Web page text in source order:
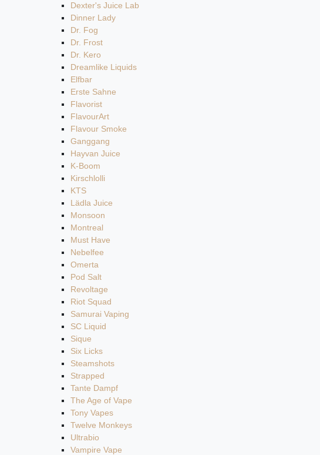
Dexter's Juice Lab
Dinner Lady
Dr. Fog
Dr. Frost
Dr. Kero
Dreamlike Liquids
Elfbar
Erste Sahne
Flavorist
FlavourArt
Flavour Smoke
Ganggang
Hayvan Juice
K-Boom
Kirschlolli
KTS
Lädla Juice
Monsoon
Montreal
Must Have
Nebelfee
Omerta
Pod Salt
Revoltage
Riot Squad
Samurai Vaping
SC Liquid
Sique
Six Licks
Steamshots
Strapped
Tante Dampf
The Age of Vape
Tony Vapes
Twelve Monkeys
Ultrabio
Vampire Vape